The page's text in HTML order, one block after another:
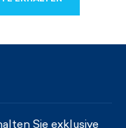
Sie exklusive